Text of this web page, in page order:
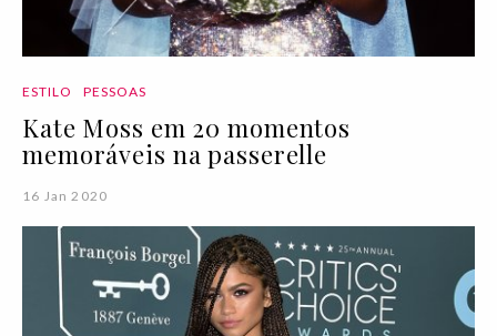
ESTILO PESSOAS
Kate Moss em 20 momentos
memoráveis na passerelle
16 Jan 2020